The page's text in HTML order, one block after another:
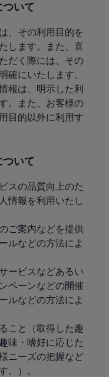
い例
登録・ログイン
グイン
制度
ート
ーランプ
ム
ポート
いて
、その利用目的を
します。また、直
だく際には、その
確にいたします。
報は、明示した利
。また、お客様の
目的以外に利用す
いて
スの品質向上のた
情報を利用いたし
ご案内などを提供
ルなどの方法によ
ービスなどあるい
ペーンなどの開催
ルなどの方法によ
こと（取得した趣
味・嗜好に応じた
ニーズの把握など
。）。